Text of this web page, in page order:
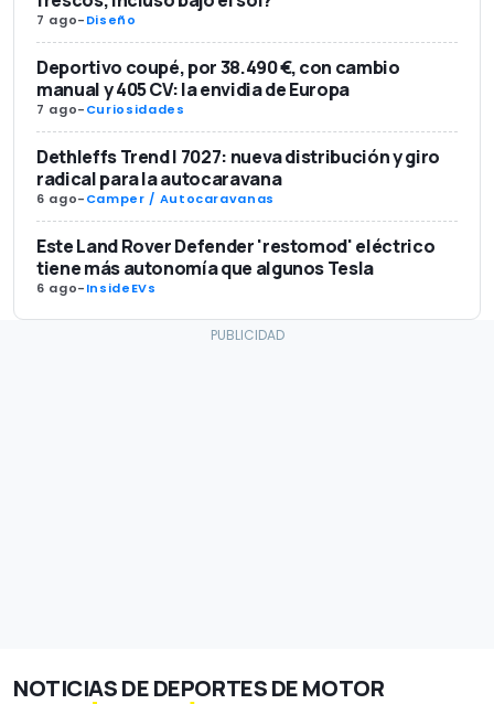
7 ago-Diseño
Deportivo coupé, por 38.490 €, con cambio
manual y 405 CV: la envidia de Europa
7 ago-Curiosidades
Dethleffs Trend I 7027: nueva distribución y giro
radical para la autocaravana
6 ago-Camper / Autocaravanas
Este Land Rover Defender 'restomod' eléctrico
tiene más autonomía que algunos Tesla
6 ago-InsideEVs
NOTICIAS DE DEPORTES DE MOTOR